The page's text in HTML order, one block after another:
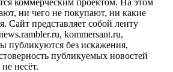
ни чего не покупают, ни какие
Сайт представляет собой ленту
kommersant.ru,
публикуются без искажения,
публикуемых новостей
несёт.